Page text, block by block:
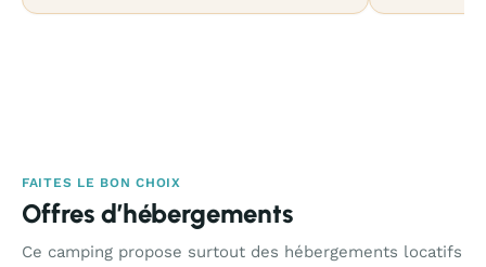
FAITES LE BON CHOIX
Offres d’hébergements
Ce camping propose surtout des hébergements locatifs